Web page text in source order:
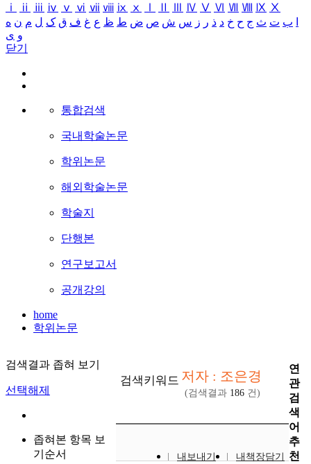
ⅰ
ⅱ ⅲ ⅳ ⅴ ⅵ ⅶ ⅷ ⅸ ⅹ Ⅳ Ⅴ Ⅵ Ⅶ Ⅷ Ⅸ Ⅹ
ب ت ث ج ح خ د ذ ر ز س ش ص ض ط ظ ع غ ف ق ک ل م ن ه
و ی
닫기
통합검색
국내학술논문
학위논문
해외학술논문
학술지
단행본
연구보고서
공개강의
home
학위논문
검색결과 좁혀 보기
선택해제
좁혀본 항목 보
기순서
검색키워드 저자 : 조은경
(검색결과 186 건)
내보내기
내책장담기
연
관
검
색
어
추
천